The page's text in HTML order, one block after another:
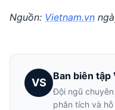
Nguồn: Vietnam.vn
VS
Ban biên tập
Đội ngũ
phân tích và